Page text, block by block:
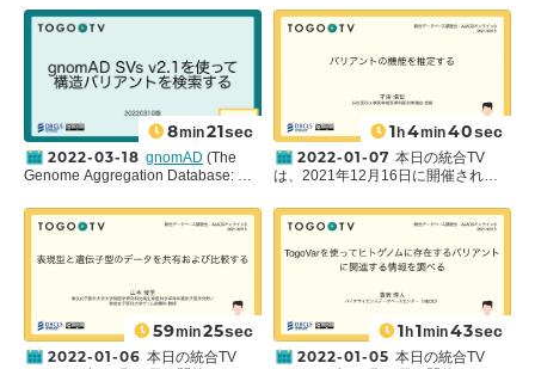
Genes、CNV Syndromes、
GeneReviews)を利用することがで
browserの利用方法について紹介し
ます。Phenotype browser として表
は、登録されている3万例以上の表現
型異常を伴う患者情報がHuman
Phenotype Ontology(HPO)を用いて
整理されており、DECIPHERのデー
す。
Humans using Ensembl Resources
の略で、染色体不均衡と疾患との関
す。このデータベースでは、正確な
ゲノム位置と過去に報告されている
に人間の発達に影響を与える希少な
バリアントについての情報が体系的
に理解できます。DECIPHERでは大
きく分けて5つの機能(Genome
Genes、CNV Syndromes、
GeneReviews)を利用することがで
Browserの利用方法について、
disease (シャルコー・マリー・トゥ
ース病)に関わる構造バリアント) を
引き起こすPMP22遺伝子のCNVを検
索することを例に紹介します。
維持しているゲノムブラウザ、ゲノ
ムアノテーション閲覧システムで
ョン(注釈)が付加された遺伝子のゲ
ツールのことです。
今回はUCSC Genome Browser上
で、ClinVar(ヒトゲノムの多様性と
関連する疾患についての情報を収集
し、自由に利用できるアーカイブ)に
(SNV) とコピー数バリアント (CNV)
を検索し、情報を取得する方法につ
いて紹介します。
8min21sec
2022-03-18 gnomAD (The
Genome Aggregation Database: ノ
Aggregation Consortium (ExAC))
は、は、さまざまな大規模シーケン
ームおよびゲノムシーケンスデータ
ロード研究所 (Broad Institute)
が提供
しています。
gnomADは1塩基バリアント (SNV,
single nucleotide variants) の検索の
1 h4min40sec
2022-01-07 本日の統合TV
は、2021年12月16日に開催された
ライン9から、浜松医科大学医学部医
化学講座教授 才津 浩智 氏 による
「バリアントの機能を推定する」を
お送りします。
質の機能およびスプライシングに与
える影響について in silico解析を行
うプログラムについて、その使い方
と解析結果について理解することを
59min25sec
2022-01-06 本日の統合TV
1h1min43sec
2022-01-05 本日の統合TV